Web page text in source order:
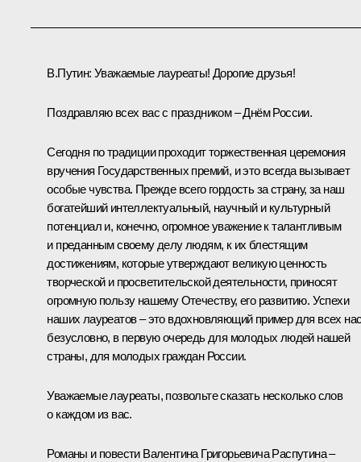
В.Путин: Уважаемые лауреаты! Дорогие друзья!
Поздравляю всех вас с праздником – Днём России.
Сегодня по традиции проходит торжественная церемония
вручения Государственных премий, и это всегда вызывает
особые чувства. Прежде всего гордость за страну, за наш
богатейший интеллектуальный, научный и культурный
потенциал и, конечно, огромное уважение к талантливым
и преданным своему делу людям, к их блестящим
достижениям, которые утверждают великую ценность
творческой и просветительской деятельности, приносят
огромную пользу нашему Отечеству, его развитию. Успехи
наших лауреатов – это вдохновляющий пример для всех
безусловно, в первую очередь для молодых людей нашей
страны, для молодых граждан России.
Уважаемые лауреаты, позвольте сказать несколько слов
о каждом из вас.
Романы и повести Валентина Григорьевича Распутина –